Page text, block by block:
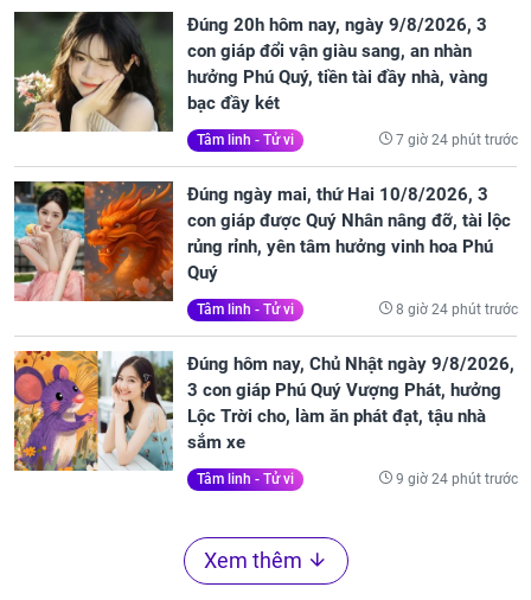
Đúng 20h hôm nay, ngày 9/8/2026, 3
con giáp đổi vận giàu sang, an nhàn
hưởng Phú Quý, tiền tài đầy nhà, vàng
bạc đầy két
Tâm linh - Tử vi 7 giờ 24 phút trước
Đúng ngày mai, thứ Hai 10/8/2026, 3
con giáp được Quý Nhân nâng đỡ, tài lộc
rủng rỉnh, yên tâm hưởng vinh hoa Phú
Quý
Tâm linh - Tử vi 8 giờ 24 phút trước
Đúng hôm nay, Chủ Nhật ngày 9/8/2026,
3 con giáp Phú Quý Vượng Phát, hưởng
Lộc Trời cho, làm ăn phát đạt, tậu nhà
sắm xe
Tâm linh - Tử vi 9 giờ 24 phút trước
Xem thêm